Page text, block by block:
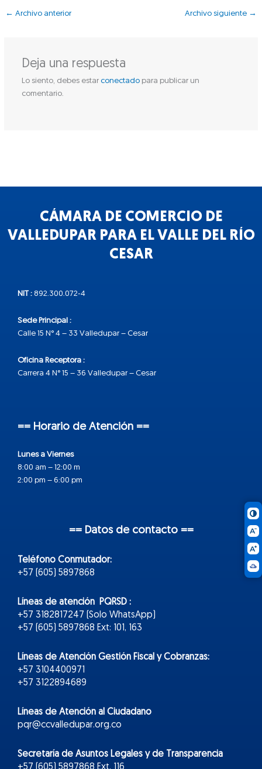
← Archivo anterior Archivo siguiente →
Deja una respuesta
Lo siento, debes estar conectadopara publicar un
comentario.
CÁMARA DE COMERCIO DE
VALLEDUPAR PARA EL VALLE DEL RÍO
CESAR
NIT : 892.300.072-4
Sede Principal :
Calle 15 N° 4 – 33 Valledupar – Cesar
Oficina Receptora :
Carrera 4 N° 15 – 36 Valledupar – Cesar
== Horario de Atención ==
Lunes a Viernes
8:00 am – 12:00 m
2:00 pm – 6:00 pm
== Datos de contacto ==
Teléfono Conmutador:
+57 (605) 5897868
Líneas de atención PQRSD :
+57 3182817247 (Solo WhatsApp)
+57 (605) 5897868 Ext: 101, 163
Líneas de Atención Gestión Fiscal y Cobranzas:
+57 3104400971
+57 3122894689
Líneas de Atención al Ciudadano
pqr@ccvalledupar.org.co
Secretaría de Asuntos Legales y de Transparencia
+57 (605) 5897868 Ext. 116